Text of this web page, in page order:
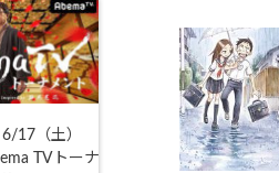
17（土）
TVトーナ